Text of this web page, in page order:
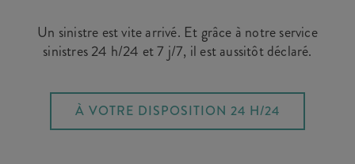
Un sinistre est vite arrivé. Et grâce à notre service
sinistres 24 h/24 et 7 j/7, il est aussitôt déclaré.
À VOTRE DISPOSITION 24 H/24